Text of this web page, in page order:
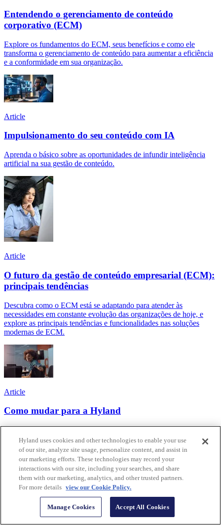
Entendendo o gerenciamento de conteúdo
corporativo (ECM)
Explore os fundamentos do ECM, seus benefícios e como ele
transforma o gerenciamento de conteúdo para aumentar a eficiência
e a conformidade em sua organização.
Article
Impulsionamento do seu conteúdo com IA
Aprenda o básico sobre as oportunidades de infundir inteligência
artificial na sua gestão de conteúdo.
Article
O futuro da gestão de conteúdo empresarial (ECM):
principais tendências
Descubra como o ECM está se adaptando para atender às
necessidades em constante evolução das organizações de hoje, e
explore as principais tendências e funcionalidades nas soluções
modernas de ECM.
Article
Como mudar para a Hyland
dedicada a um melhor atendimento ao cliente, e a um crescimento
mais inteligente, mais forte e mais rápido. Com a Hyland, você pode
atingir todo o seu potencial.
Esteja mais informado, capacitado e conectado através de cada
interação e em cada relacionamento com todos que você atende.
Hyland uses cookies and other technologies to enable your use
of our site, analyze site usage, personalize content, and assist in
our marketing efforts. These technologies may record your
interactions with our site, including your searches, and share
them with our marketing, analytics, and other trusted partners.
For more details view our Cookie Policy.
Manage Cookies Accept All Cookies